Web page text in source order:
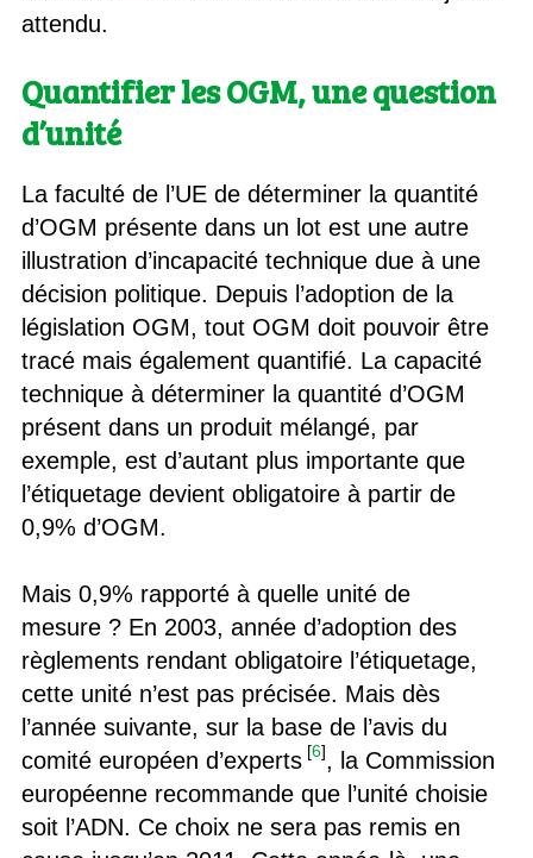
attendu.
Quantifier les OGM, une question
d’unité
La faculté de l’UE de déterminer la quantité
d’OGM présente dans un lot est une autre
illustration d’incapacité technique due à une
décision politique. Depuis l’adoption de la
législation OGM, tout OGM doit pouvoir être
tracé mais également quantifié. La capacité
technique à déterminer la quantité d’OGM
présent dans un produit mélangé, par
exemple, est d’autant plus importante que
l’étiquetage devient obligatoire à partir de
0,9% d’OGM.
Mais 0,9% rapporté à quelle unité de
mesure ? En 2003, année d’adoption des
règlements rendant obligatoire l’étiquetage,
cette unité n’est pas précisée. Mais dès
l’année suivante, sur la base de l’avis du
comité européen d’experts [6], la Commission
européenne recommande que l’unité choisie
soit l’ADN. Ce choix ne sera pas remis en